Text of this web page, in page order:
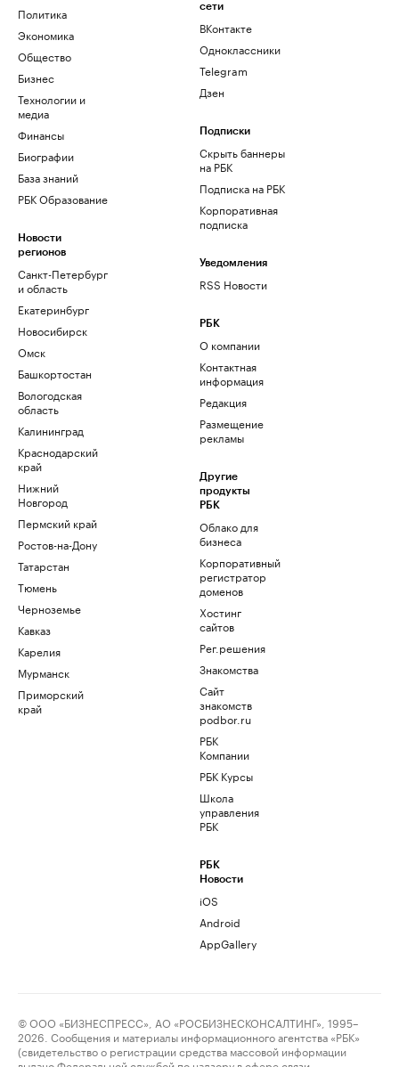
Политика
Экономика
Общество
Бизнес
Технологии и
медиа
Финансы
Биографии
База знаний
РБК Образование
Новости
регионов
Санкт-Петербург
и область
Екатеринбург
Новосибирск
Омск
Башкортостан
Вологодская
область
Калининград
Краснодарский
край
Нижний
Новгород
Пермский край
Ростов-на-Дону
Татарстан
Тюмень
Черноземье
Кавказ
Карелия
Мурманск
Приморский
край
сети
ВКонтакте
Одноклассники
Telegram
Дзен
Подписки
Скрыть баннеры
на РБК
Подписка на РБК
Корпоративная
подписка
Уведомления
RSS Новости
РБК
О компании
Контактная
информация
Редакция
Размещение
рекламы
Другие
продукты
РБК
Облако для
бизнеса
Корпоративный
регистратор
доменов
Хостинг
сайтов
Рег.решения
Знакомства
Сайт
знакомств
podbor.ru
РБК
Компании
РБК Курсы
Школа
управления
РБК
РБК
Новости
iOS
Android
AppGallery
© ООО «БИЗНЕСПРЕСС», АО «РОСБИЗНЕСКОНСАЛТИНГ», 1995–
2026. Сообщения и материалы информационного агентства «РБК»
(свидетельство о регистрации средства массовой информации